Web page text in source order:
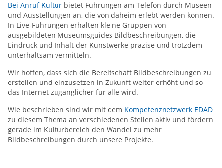
Bei Anruf Kultur bietet Führungen am Telefon durch Museen
und Ausstellungen an, die von daheim erlebt werden können.
In Live-Führungen erhalten kleine Gruppen von
ausgebildeten Museumsguides Bildbeschreibungen, die
Eindruck und Inhalt der Kunstwerke präzise und trotzdem
unterhaltsam vermitteln.
Wir hoffen, dass sich die Bereitschaft Bildbeschreibungen zu
erstellen und einzusetzen in Zukunft weiter erhöht und so
das Internet zugänglicher für alle wird.
Wie beschrieben sind wir mit dem Kompetenznetzwerk EDAD
zu diesem Thema an verschiedenen Stellen aktiv und fördern
gerade im Kulturbereich den Wandel zu mehr
Bildbeschreibungen durch unsere Projekte.